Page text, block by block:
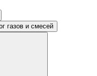
газов и смесей